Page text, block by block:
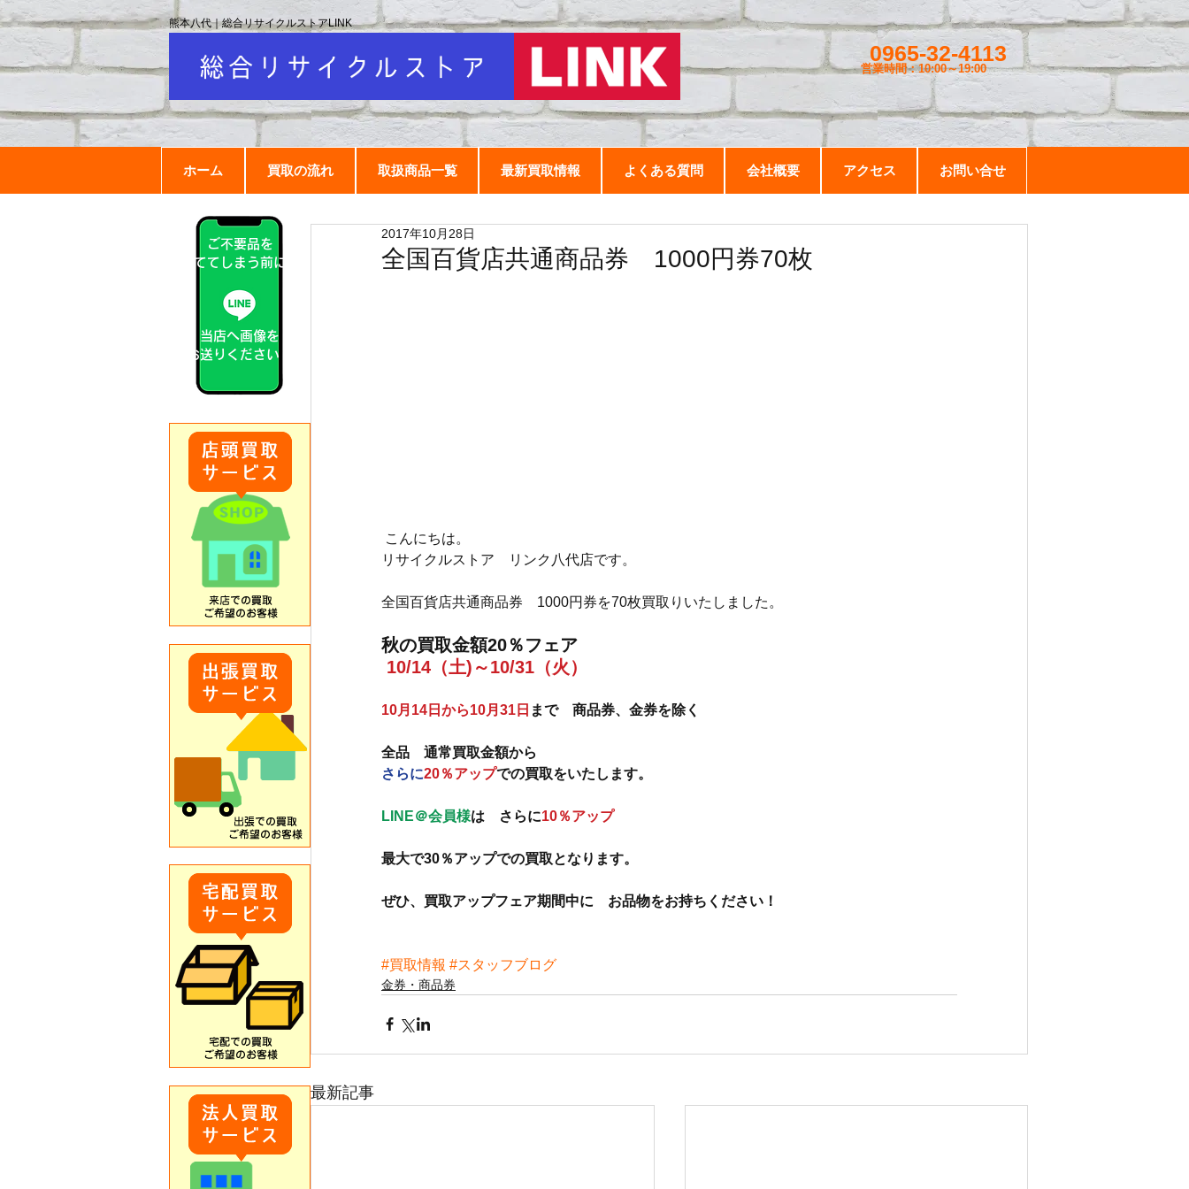
0965-32-4113
営業時間：10:00～19:00
ホーム 買取の流れ 取扱商品一覧 最新買取情報 よくある質問 会社概要 アクセス お問い合せ
熊本八代｜総合リサイクルストアLINK
全国百貨店共通商品券 1000円券70枚
2017年10月28日
こんにちは。
リサイクルストア　リンク八代店です。
全国百貨店共通商品券　1000円券を70枚買取りいたしました。
秋の買取金額20％フェア
10/14（土)～10/31（火）
10月14日から10月31日 まで　商品券、金券を除く
全品　通常買取金額から
さらに20％アップでの買取をいたします。
LINE＠会員様は　さらに10％アップ
最大で30％アップでの買取となります。
ぜひ、買取アップフェア期間中に　お品物をお持ちください！
#買取情報 #スタッフブログ
金券・商品券
最新記事
ご不要品を
捨ててしまう前に！
当店へ画像を
お送りください！